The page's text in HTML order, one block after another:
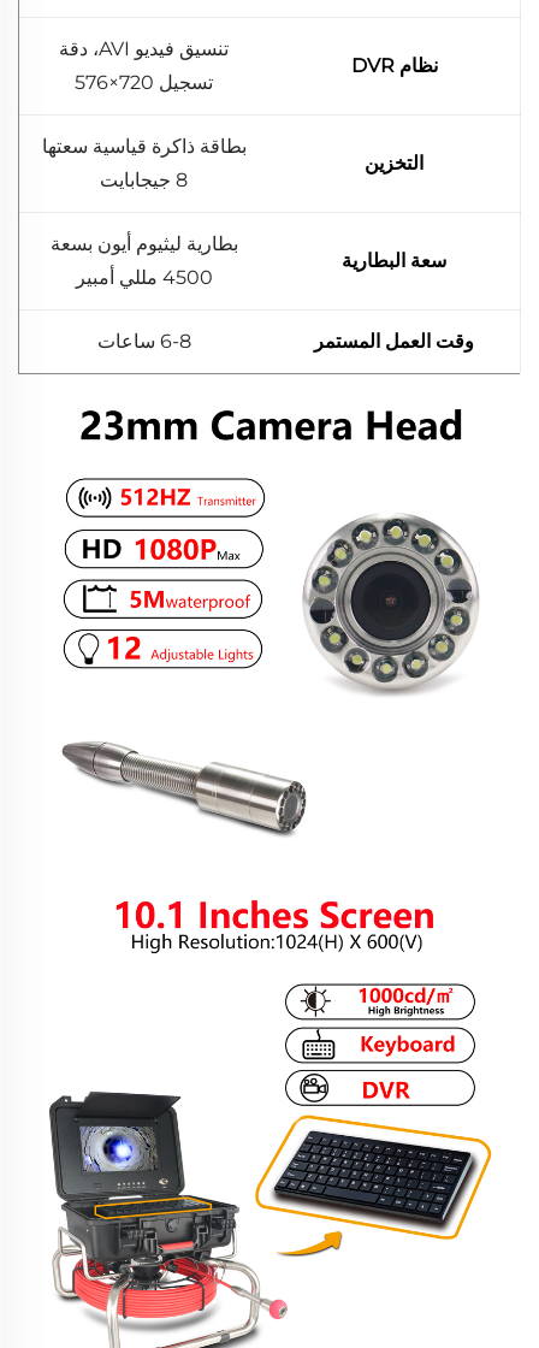
نظام DVR
تنسيق فيديو AVI، دقة
تسجيل 720×576
التخزين
بطاقة ذاكرة قياسية سعتها
8 جيجابايت
سعة البطارية
بطارية ليثيوم أيون بسعة
4500 مللي أمبير
وقت العمل المستمر 6-8 ساعات